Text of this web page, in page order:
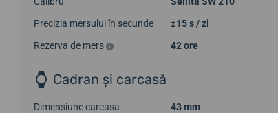
Precizia mersului în secunde
±15 s / zi
Rezerva de mers
42 ore
Cadran și carcasă
Dimensiune carcasa
43 mm